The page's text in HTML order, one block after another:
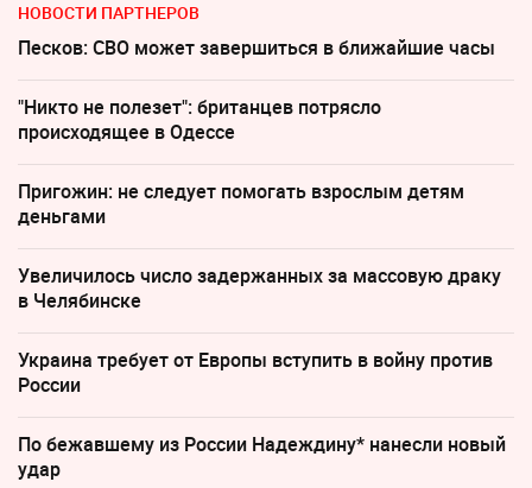
НОВОСТИ ПАРТНЕРОВ
Песков: СВО может завершиться в ближайшие часы
"Никто не полезет": британцев потрясло
происходящее в Одессе
Пригожин: не следует помогать взрослым детям
деньгами
Увеличилось число задержанных за массовую драку
в Челябинске
Украина требует от Европы вступить в войну против
России
По бежавшему из России Надеждину* нанесли новый
удар